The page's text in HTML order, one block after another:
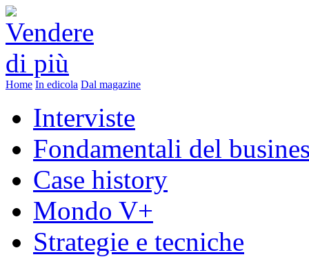
Home In edicola Dal magazine
Interviste
Fondamentali del
Case history
Mondo V+
Strategie e tecniche